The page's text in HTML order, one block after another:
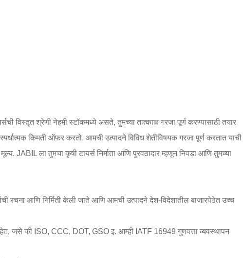
विस्तृत श्रेणी नेहमी स्टॉकमध्ये असते, तुमच्या तात्काळ गरजा पूर्ण करण्यासाठी तयार
किमती ऑफर करतो. आमची उत्पादने विविध शेतीविषयक गरजा पूर्ण करतात याची
JABIL ला तुमचा कृषी टायर्स निर्माता आणि पुरवठादार म्हणून निवडा आणि तुमच्या
रचना आणि निर्मिती केली जाते आणि आमची उत्पादने देश-विदेशातील बाजारपेठेत उच्च
जसे की ISO, CCC, DOT, GSO इ. आम्ही IATF 16949 गुणवत्ता व्यवस्थापन